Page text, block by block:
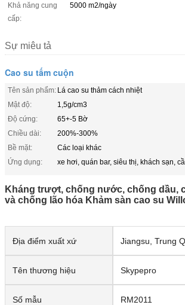
Khả năng cung
cấp:
5000 m2/ngày
Sự miêu tả
Cao su tấm cuộn
Tên sản phẩm: Lá cao su thảm cách nhiệt
Mật độ:
1,5g/cm3
Độ cứng:
65+-5 Bờ
Chiều dài:
200%-300%
Bề mặt:
Các loại khác
Ứng dụng:
xe hơi, quán bar, siêu thị, khách sạn,
Kháng trượt, chống nước, chống dầu,
và chống lão hóa Khảm sàn cao su
Địa điểm xuất xứ Jiangsu, Trung
Tên thương hiệu Skypepro
Số mẫu RM2011